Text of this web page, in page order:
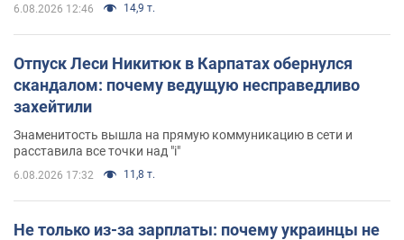
6.08.2026 12:46 14,9 т.
Отпуск Леси Никитюк в Карпатах обернулся
скандалом: почему ведущую несправедливо
захейтили
Знаменитость вышла на прямую коммуникацию в сети и
расставила все точки над "i"
6.08.2026 17:32 11,8 т.
Не только из-за зарплаты: почему украинцы не